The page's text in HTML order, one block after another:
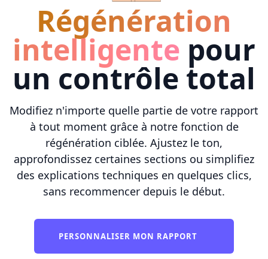
Régénération
intelligente pour
un contrôle total
Modifiez n'importe quelle partie de votre rapport
à tout moment grâce à notre fonction de
régénération ciblée. Ajustez le ton,
approfondissez certaines sections ou simplifiez
des explications techniques en quelques clics,
sans recommencer depuis le début.
PERSONNALISER MON RAPPORT